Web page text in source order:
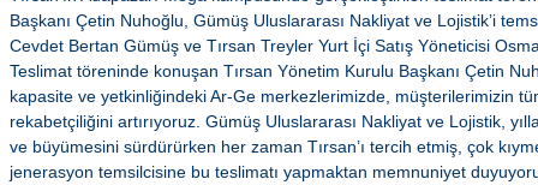
Başkanı Çetin Nuhoğlu, Gümüş Uluslararası Nakliyat ve Lojistik’i
Cevdet Bertan Gümüş ve Tırsan Treyler Yurt İçi Satış Yöneticisi
Teslimat töreninde konuşan Tırsan Yönetim Kurulu Başkanı Çetin
kapasite ve yetkinliğindeki Ar-Ge merkezlerimizde, müşterilerimizin
rekabetçiliğini artırıyoruz. Gümüş Uluslararası Nakliyat ve Lojistik,
ve büyümesini sürdürürken her zaman Tırsan’ı tercih etmiş, çok
jenerasyon temsilcisine bu teslimatı yapmaktan memnuniyet